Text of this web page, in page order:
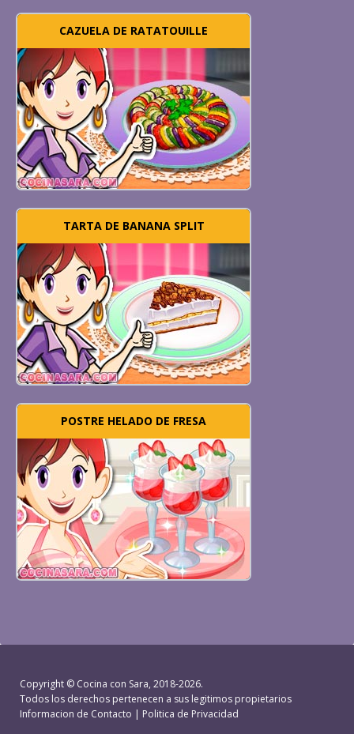
CAZUELA DE RATATOUILLE
TARTA DE BANANA SPLIT
POSTRE HELADO DE FRESA
Copyright © Cocina con Sara, 2018-2026.
Todos los derechos pertenecen a sus legitimos propietarios
Informacion de Contacto | Politica de Privacidad